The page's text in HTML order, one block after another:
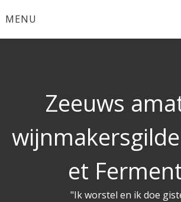
naar
MENU
Zeeuws
et
"Ik worstel en ik doe